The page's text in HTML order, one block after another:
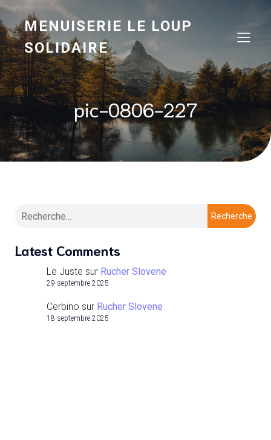
MENUISERIE LE LOUP
SOLIDAIRE
pic-0806-227
Recherche
Latest Comments
Le Juste sur Rucher Slovene
29 septembre 2025
Cerbino sur Rucher Slovene
18 septembre 2025